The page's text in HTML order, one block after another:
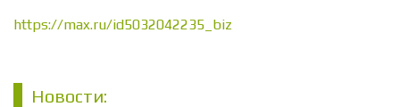
https://max.ru/id5032042235_biz
Новости: